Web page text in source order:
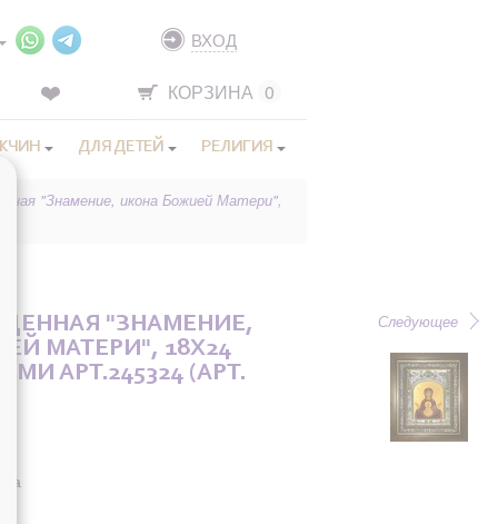
ВХОД
КОРЗИНА 0
ДЛЯ ДЕТЕЙ РЕЛИГИЯ
"Знамение, икона Божией Матери",
Следующее
"ЗНАМЕНИЕ,
МАТЕРИ", 18X24
АРТ.245324 (АРТ.